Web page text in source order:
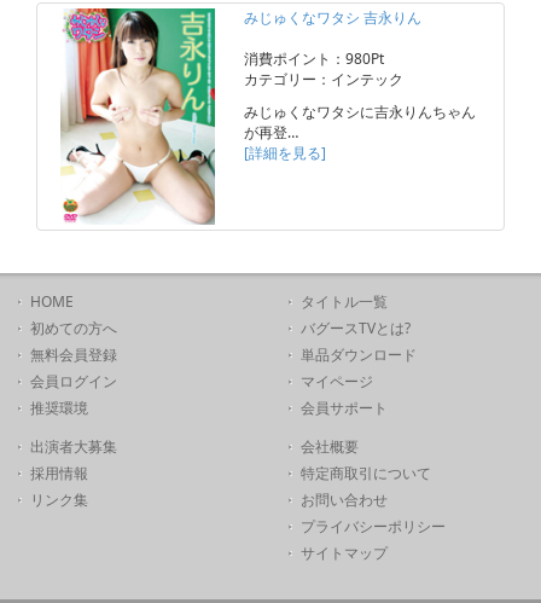
みじゅくなワタシ 吉永りん
消費ポイント：980Pt
カテゴリー：インテック
みじゅくなワタシに吉永りんちゃん
が再登…
[詳細を見る]
HOME
初めての方へ
無料会員登録
会員ログイン
推奨環境
タイトル一覧
バグースTVとは?
単品ダウンロード
マイページ
会員サポート
出演者大募集
採用情報
リンク集
会社概要
特定商取引について
お問い合わせ
プライバシーポリシー
サイトマップ